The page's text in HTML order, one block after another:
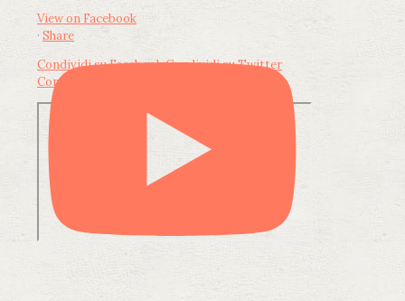
View on Facebook
· Share
Condividi su FacebookCondividi su Twitter
Condividi su LinkedIn